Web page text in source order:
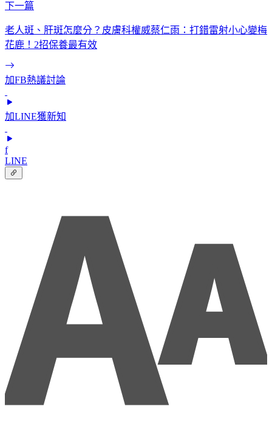
下一篇
老人斑、肝斑怎麼分？皮膚科權威蔡仁雨：打錯雷射小心變梅
花鹿！2招保養最有效
加FB熱議討論
加LINE獲新知
f
LINE